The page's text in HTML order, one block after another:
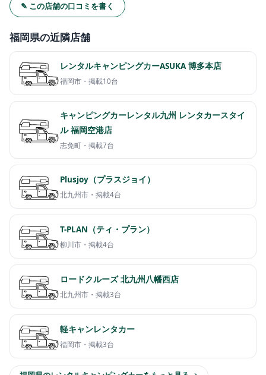
✎ この店舗の口コミを書く
福岡県の近隣店舗
レンタルキャンピングカーASUKA 博多本店
福岡市・ 掲載10台
キャンピングカーレンタル九州 レンタカースタイ
ル 福岡空港店
志免町・ 掲載7台
Plusjoy（プラスジョイ）
北九州市・ 掲載4台
T-PLAN（ティ・プラン）
柳川市・ 掲載4台
ロードクルーズ 北九州八幡西店
北九州市・ 掲載3台
軽キャンレンタカー
福岡市・ 掲載3台